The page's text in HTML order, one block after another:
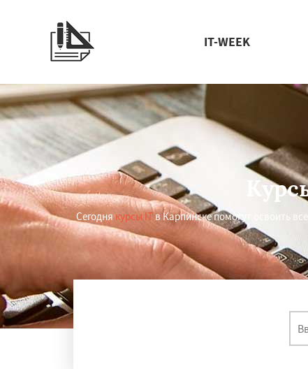
IT-WEEK
Сегодня курсы ITв Карпинске помогут освоить